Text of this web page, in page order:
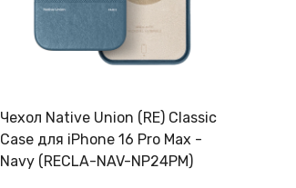
Чехол Native Union (RE) Classic
Case для iPhone 16 Pro Max -
Navy (RECLA-NAV-NP24PM)